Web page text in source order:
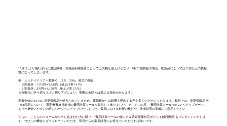
10月1日より施行された選定療養、先発品利用患者にとっては大幅な値上げとなり、特に1割負担の場合、医薬品によっては２倍以上の負担
増になってしまいます。
例）ヒルドイドソフト軟膏０．３% 200g 処方の場合
・３割負担：1,110円→1,635円（値上げ率 147%）
・１割負担：370円→1,025円（値上げ率 277%）
※点数化に伴う切り上げ／切り下げにより、実際の金額とは異なる場合があります。
患者全体の46.1%に長期収載品が処方されているため、薬局様からは影響を懸念する声を多くいただいております。弊社では、長期収載品 全
1,095品目について、選定療養施行前後の費用計算ツールを提供して参りました。そこでこの度、"費用計算ツール Ver 2.0”へアップデート、
より一層使いやすい内容にバージョンアップいたしました。貴局における影響の検討や、患者説明の準備にご活用ください。
さらに、こちらのフォームから申し込まれた方に限り、"費用計算ツールの使い方＆選定療養対応ポイント解説動画"もプレゼントいたしま
す。ぜひこの機会にダウンロードいただき、明日からの薬局経営にお役立ていただければ幸いです。